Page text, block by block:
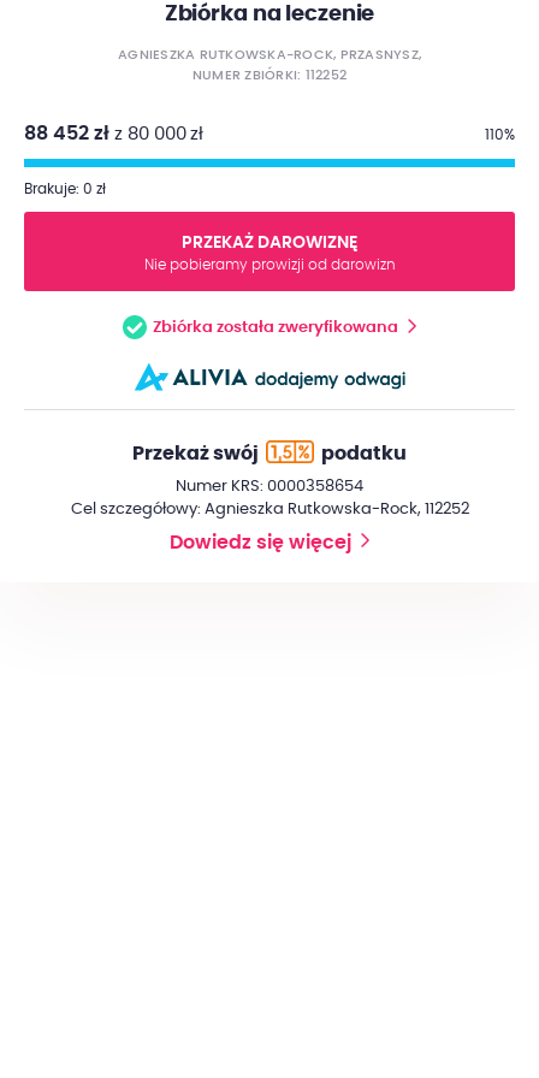
Zbiórka na leczenie
AGNIESZKA RUTKOWSKA-ROCK, PRZASNYSZ,
NUMER ZBIÓRKI: 112252
88 452 zł z 80 000 zł 110%
Brakuje: 0 zł
PRZEKAŻ DAROWIZNĘ
Nie pobieramy prowizji od darowizn
Zbiórka została zweryfikowana
Przekaż swój podatku
Numer KRS: 0000358654
Cel szczegółowy: Agnieszka Rutkowska-Rock, 112252
Dowiedz się więcej